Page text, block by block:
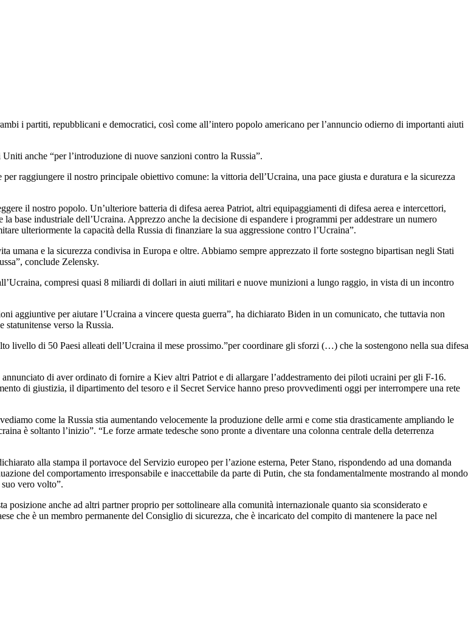
i partiti, repubblicani e democratici, così come all’intero popolo americano per l’annuncio odierno di importanti aiuti
anche “per l’introduzione di nuove sanzioni contro la Russia”.
raggiungere il nostro principale obiettivo comune: la vittoria dell’Ucraina, una pace giusta e duratura e la sicurezza
il nostro popolo. Un’ulteriore batteria di difesa aerea Patriot, altri equipaggiamenti di difesa aerea e intercettori,
base industriale dell’Ucraina. Apprezzo anche la decisione di espandere i programmi per addestrare un numero
ulteriormente la capacità della Russia di finanziare la sua aggressione contro l’Ucraina”.
umana e la sicurezza condivisa in Europa e oltre. Abbiamo sempre apprezzato il forte sostegno bipartisan negli Stati
conclude Zelensky.
compresi quasi 8 miliardi di dollari in aiuti militari e nuove munizioni a lungo raggio, in vista di un incontro
aggiuntive per aiutare l’Ucraina a vincere questa guerra”, ha dichiarato Biden in un comunicato, che tuttavia non
verso la Russia.
livello di 50 Paesi alleati dell’Ucraina il mese prossimo.”per coordinare gli sforzi (…) che la sostengono nella sua difesa
di aver ordinato di fornire a Kiev altri Patriot e di allargare l’addestramento dei piloti ucraini per gli F-16.
di giustizia, il dipartimento del tesoro e il Secret Service hanno preso provvedimenti oggi per interrompere una rete
come la Russia stia aumentando velocemente la produzione delle armi e come stia drasticamente ampliando le
è soltanto l’inizio”. “Le forze armate tedesche sono pronte a diventare una colonna centrale della deterrenza
alla stampa il portavoce del Servizio europeo per l’azione esterna, Peter Stano, rispondendo ad una domanda
del comportamento irresponsabile e inaccettabile da parte di Putin, che sta fondamentalmente mostrando al mondo
vero volto”.
posizione anche ad altri partner proprio per sottolineare alla comunità internazionale quanto sia sconsiderato e
che è un membro permanente del Consiglio di sicurezza, che è incaricato del compito di mantenere la pace nel